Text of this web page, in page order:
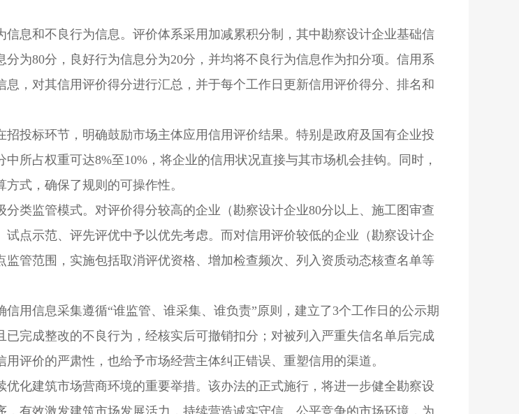
息和不良行为信息。评价体系采用加减累积分制，其中勘察设计企业基础信
为80分，良好行为信息分为20分，并均将不良行为信息作为扣分项。信用系
，对其信用评价得分进行汇总，并于每个工作日更新信用评价得分、排名和
招投标环节，明确鼓励市场主体应用信用评价结果。特别是政府及国有企业投
所占权重可达8%至10%，将企业的信用状况直接与其市场机会挂钩。同时，
式，确保了规则的可操作性。
类监管模式。对评价得分较高的企业（勘察设计企业80分以上、施工图审查
点示范、评先评优中予以优先考虑。而对信用评价较低的企业（勘察设计企
管范围，实施包括取消评优资格、增加检查频次、列入资质动态核查名单等
用信息采集遵循“谁监管、谁采集、谁负责”原则，建立了3个工作日的公示期
完成整改的不良行为，经核实后可撤销扣分；对被列入严重失信名单后完成
评价的严肃性，也给予市场经营主体纠正错误、重塑信用的渠道。
优化建筑市场营商环境的重要举措。该办法的正式施行，将进一步健全勘察设
有效激发建筑市场发展活力，持续营造诚实守信、公平竞争的市场环境，为